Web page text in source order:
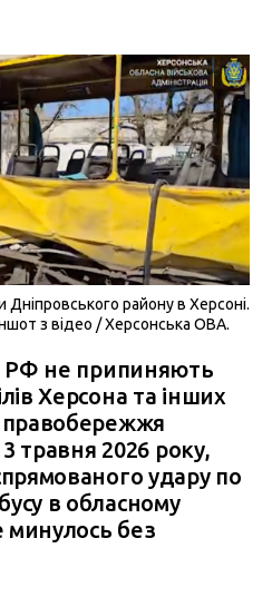
Дніпровського району в Херсоні.
з відео / Херсонська ОВА.
РФ не припиняють
Херсона та інших
правобережжя
травня 2026 року,
удару по
в обласному
минулось без